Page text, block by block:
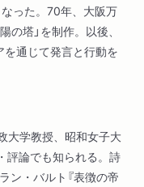
なった。70年、大阪万
塔」を制作。以後、
通じて発言と行動を
大学教授、昭和女子大
評論でも知られる。詩
ン・バルト『表徴の帝